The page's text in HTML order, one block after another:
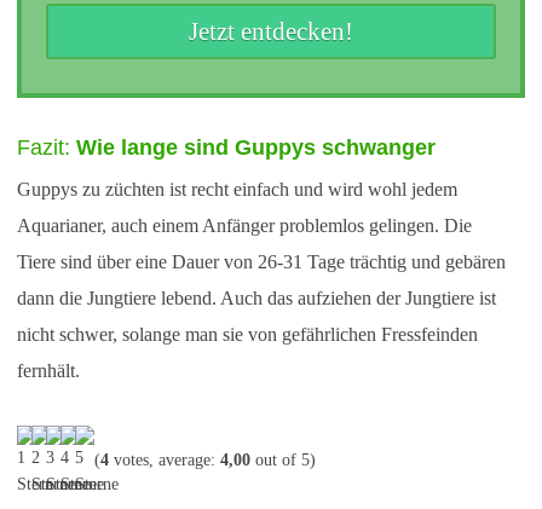
Jetzt entdecken!
Fazit: Wie lange sind Guppys schwanger
Guppys zu züchten ist recht einfach und wird wohl jedem
Aquarianer, auch einem Anfänger problemlos gelingen. Die
Tiere sind über eine Dauer von 26-31 Tage trächtig und gebären
dann die Jungtiere lebend. Auch das aufziehen der Jungtiere ist
nicht schwer, solange man sie von gefährlichen Fressfeinden
fernhält.
(4 votes, average: 4,00 out of 5)